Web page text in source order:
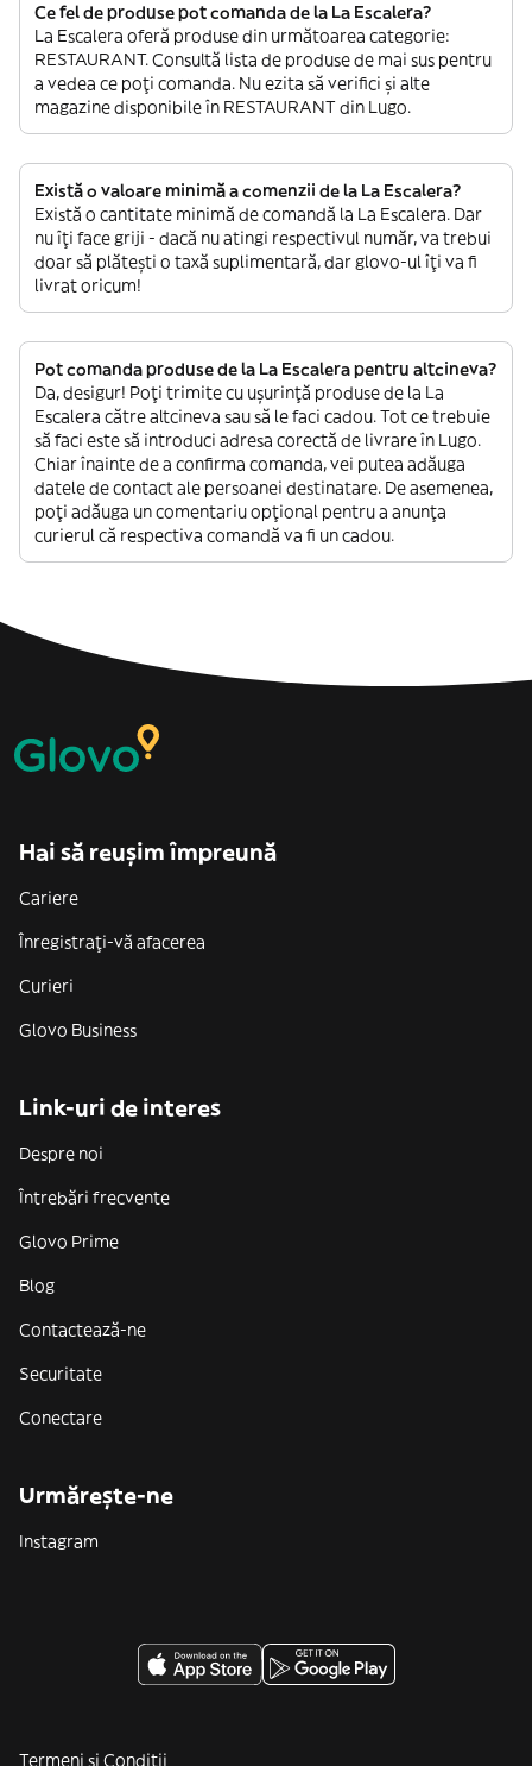
Ce fel de produse pot comanda de la La Escalera?
La Escalera oferă produse din următoarea categorie:
RESTAURANT. Consultă lista de produse de mai sus pentru
a vedea ce poți comanda. Nu ezita să verifici și alte
magazine disponibile în RESTAURANT din Lugo.
Există o valoare minimă a comenzii de la La Escalera?
Există o cantitate minimă de comandă la La Escalera. Dar
nu îți face griji - dacă nu atingi respectivul număr, va trebui
doar să plătești o taxă suplimentară, dar glovo-ul îți va fi
livrat oricum!
Pot comanda produse de la La Escalera pentru altcineva?
Da, desigur! Poți trimite cu ușurință produse de la La
Escalera către altcineva sau să le faci cadou. Tot ce trebuie
să faci este să introduci adresa corectă de livrare în Lugo.
Chiar înainte de a confirma comanda, vei putea adăuga
datele de contact ale persoanei destinatare. De asemenea,
poți adăuga un comentariu opțional pentru a anunța
curierul că respectiva comandă va fi un cadou.
Hai să reușim împreună
Cariere
Înregistrați-vă afacerea
Curieri
Glovo Business
Link-uri de interes
Despre noi
Întrebări frecvente
Glovo Prime
Blog
Contactează-ne
Securitate
Conectare
Urmărește-ne
Instagram
Termeni și Condiții